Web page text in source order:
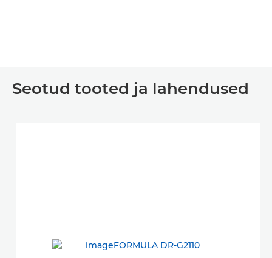
Seotud tooted ja lahendused